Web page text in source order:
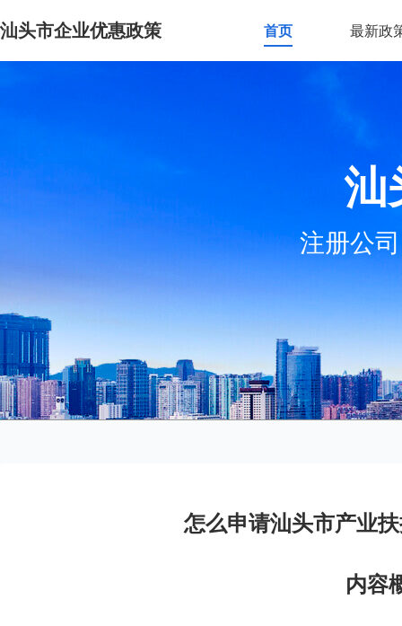
汕头市企业优惠政策 首页 最新政
汕
注册公
怎么申请汕头市产业
内容